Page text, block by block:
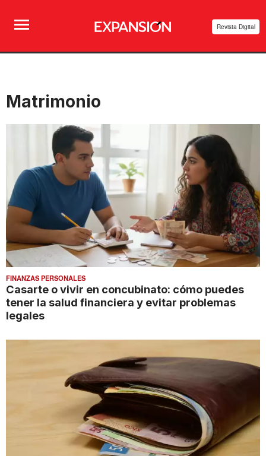
Revista Digital
Matrimonio
FINANZAS PERSONALES
Casarte o vivir en concubinato: cómo puedes
tener la salud financiera y evitar problemas
legales